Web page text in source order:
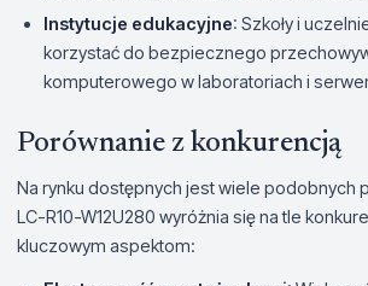
Instytucje edukacyjne: Szkoły i
korzystać do bezpiecznego
komputerowego w laboratoriach i
Porównanie z konkurencją
Na rynku dostępnych jest wiele podobnych
LC-R10-W12U280 wyróżnia się na tle
kluczowym aspektom: